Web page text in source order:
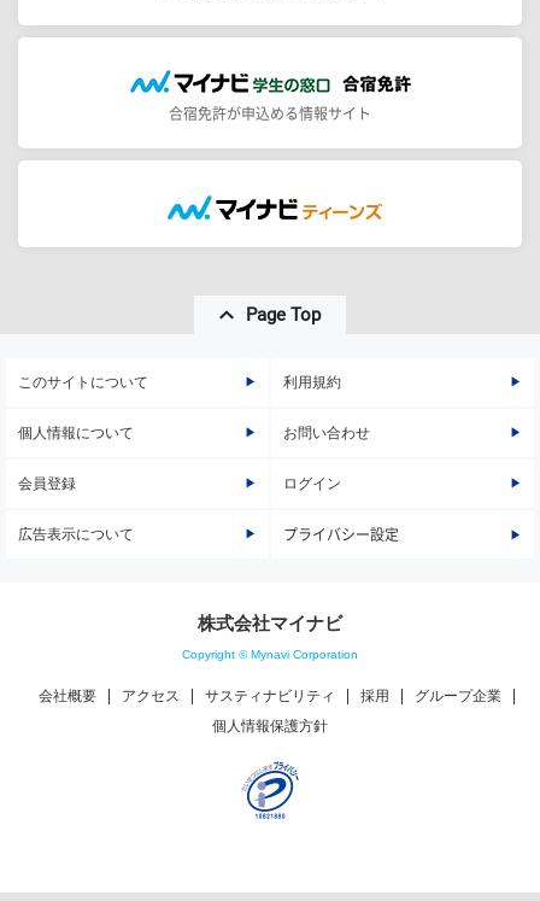
合宿免許が申込める情報サイト
Page Top
このサイトについて 利用規約
個人情報について お問い合わせ
会員登録 ログイン
広告表示について プライバシー設定
株式会社マイナビ
Copyright © Mynavi Corporation
会社概要 アクセス サスティナビリティ 採用
グループ企業
個人情報保護方針